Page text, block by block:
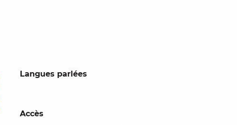
Langues parlées
Langues parlées
Accès
Accès